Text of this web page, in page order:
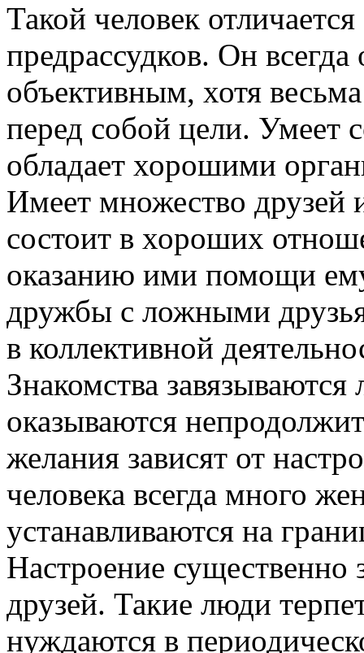
Такой человек
предрассудков. Он
объективным, хотя
перед собой цели. Умеет
обладает хорошими
Имеет множество друзей
состоит в хороших
оказанию ими помощи
дружбы с ложными
в коллективной
Знакомства
оказываются
желания зависят от
человека всегда много
устанавливаются на
Настроение существенно
друзей. Такие люди
нуждаются в